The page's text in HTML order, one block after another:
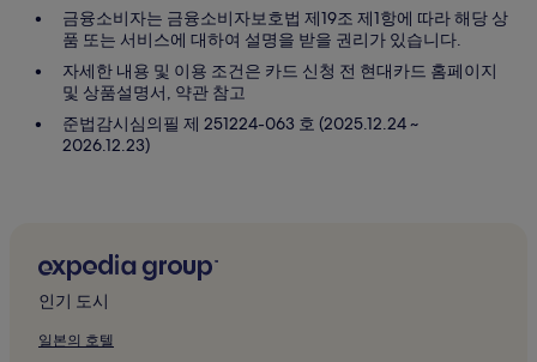
금융소비자는 금융소비자보호법 제19조 제1항에 따라 해당 상
품 또는 서비스에 대하여 설명을 받을 권리가 있습니다.
자세한 내용 및 이용 조건은 카드 신청 전 현대카드 홈페이지
및 상품설명서, 약관 참고
준법감시심의필 제 251224-063 호 (2025.12.24 ~
2026.12.23)
인기 도시
일본의 호텔